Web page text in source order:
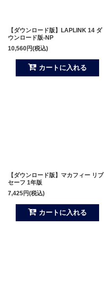
【ダウンロード版】LAPLINK 14 ダ
ウンロード版-NP
10,560円(税込)
カートに入れる
【ダウンロード版】マカフィー リブ
セーフ 1年版
7,425円(税込)
カートに入れる